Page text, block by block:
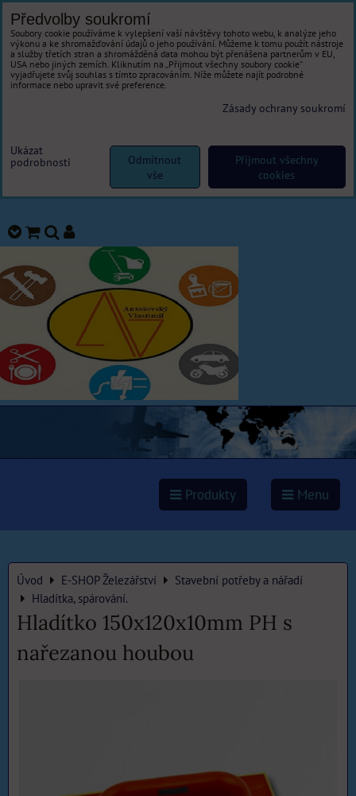
Produkty Menu
Úvod E-SHOP Železářství
Stavební potřeby a nářadí
Hladítka, spárování.
Hladítko 150x120x10mm PH s
nařezanou houbou
Předvolby soukromí
Soubory cookie používáme k vylepšení vaší návštěvy tohoto webu, k analýze jeho
výkonu a ke shromažďování údajů o jeho používání. Můžeme k tomu použít nástroje
a služby třetích stran a shromážděná data mohou být přenášena partnerům v EU,
USA nebo jiných zemích. Kliknutím na „Přijmout všechny soubory cookie“
vyjadřujete svůj souhlas s tímto zpracováním. Níže můžete najít podrobné
informace nebo upravit své preference.
Zásady ochrany soukromí
Ukázat
podrobnosti
Přijmout všechny
cookies
Odmítnout
vše